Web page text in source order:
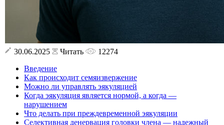
30.06.2025 Читать
12274
Введение
Как происходит семяизвержение
Можно ли управлять эякуляцией
Когда эякуляция является нормой, а когда —
нарушением
Что делать при преждевременной эякуляции
Селективная денервация головки члена — надежный